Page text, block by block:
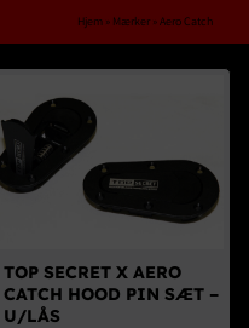
Hjem » Mærker »Aero Catch
TOP SECRET X AERO
CATCH HOOD PIN SÆT –
U/LÅS